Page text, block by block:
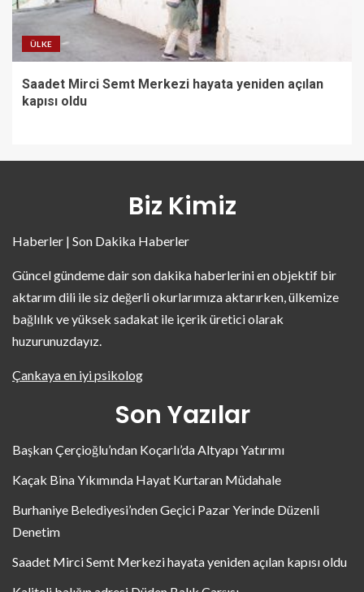
ÜLKE
Saadet Mirci Semt Merkezi hayata yeniden açılan
kapısı oldu
Biz Kimiz
Haberler | Son Dakika Haberler
Güncel gündeme dair son dakika haberlerini en objektif bir
aktarım dili ile siz değerli okurlarımıza aktarırken, ülkemize
bağlılık ve yüksek sadakat ile içerik üretici olarak
huzurunuzdayız.
Çankaya en iyi psikolog
Son Yazılar
Başkan Çerçioğlu’ndan Koçarlı’da Altyapı Yatırımı
Kaçak Bina Yıkımında Hayat Kurtaran Müdahale
Burhaniye Belediyesi’nden Geçici Pazar Yerinde Düzenli
Denetim
Saadet Mirci Semt Merkezi hayata yeniden açılan kapısı oldu